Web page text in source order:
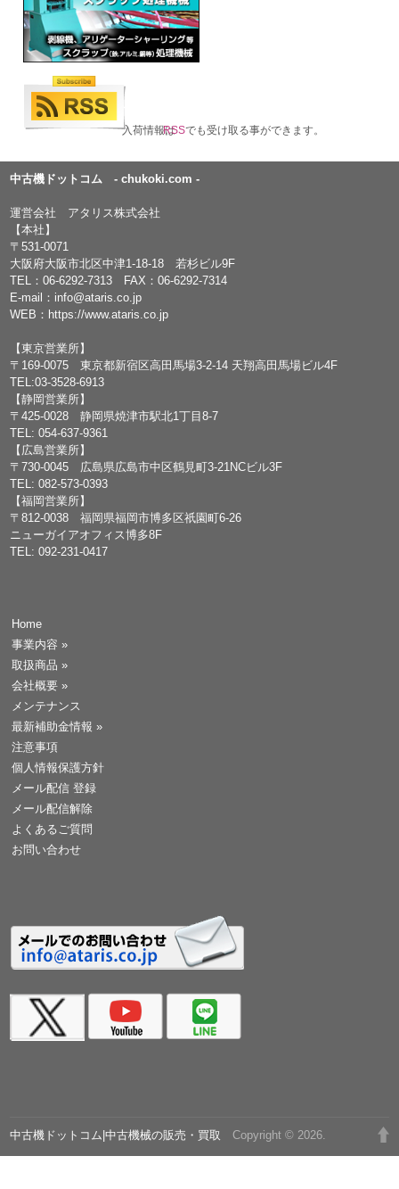
入荷情報はRSSでも受け取る事ができます。
中古機ドットコム - chukoki.com -
運営会社 アタリス株式会社
【本社】
〒531-0071
大阪府大阪市北区中津1-18-18 若杉ビル9F
TEL：06-6292-7313 FAX：06-6292-7314
E-mail： info@ataris.co.jp
WEB： https://www.ataris.co.jp
【東京営業所】
〒169-0075 東京都新宿区高田馬場3-2-14 天翔高田馬場ビル4F
TEL:03-3528-6913
【静岡営業所】
〒425-0028 静岡県焼津市駅北1丁目8-7
TEL: 054-637-9361
【広島営業所】
〒730-0045 広島県広島市中区鶴見町3-21NCビル3F
TEL: 082-573-0393
【福岡営業所】
〒812-0038 福岡県福岡市博多区祇園町6-26
ニューガイアオフィス博多8F
TEL: 092-231-0417
Home
事業内容 »
取扱商品 »
会社概要 »
メンテナンス
最新補助金情報 »
注意事項
個人情報保護方針
メール配信 登録
メール配信解除
よくあるご質問
お問い合わせ
中古機ドットコム|中古機械の販売・買取 Copyright © 2026.